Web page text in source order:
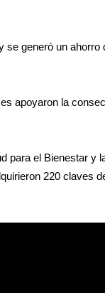
se generó un ahorro
apoyaron la
para el Bienestar y
220 claves